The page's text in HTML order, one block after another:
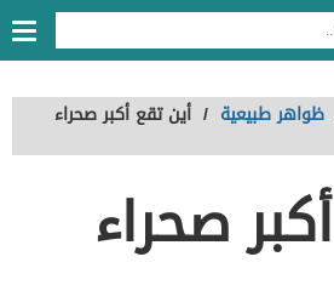
ظواهر طبيعية / أين تقع أكبر صحراء
صحراء